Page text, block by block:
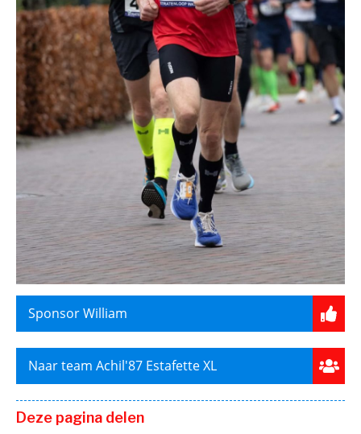
Sponsor William
Naar team Achil'87 Estafette XL
Deze pagina delen